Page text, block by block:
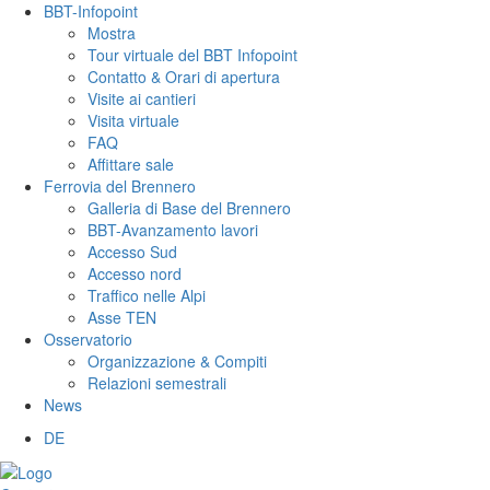
BBT-Infopoint
Mostra
Tour virtuale del BBT Infopoint
Contatto & Orari di apertura
Visite ai cantieri
Visita virtuale
FAQ
Affittare sale
Ferrovia del Brennero
Galleria di Base del Brennero
BBT-Avanzamento lavori
Accesso Sud
Accesso nord
Traffico nelle Alpi
Asse TEN
Osservatorio
Organizzazione & Compiti
Relazioni semestrali
News
DE